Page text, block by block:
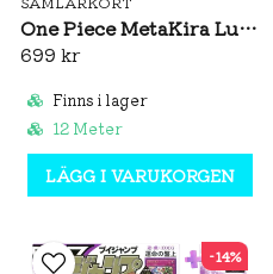
One Piece MetaKira Luffy Card Watermelon Natsu Comi 2026 Japan Promo
699 kr
Finns i lager
12 Meter
LÄGG I VARUKORGEN
-14%